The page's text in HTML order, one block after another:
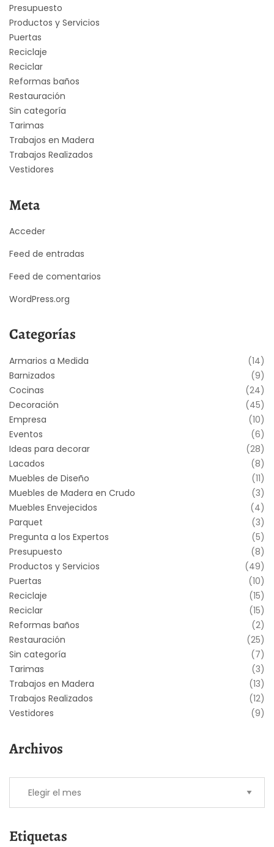
Presupuesto
Productos y Servicios
Puertas
Reciclaje
Reciclar
Reformas baños
Restauración
Sin categoría
Tarimas
Trabajos en Madera
Trabajos Realizados
Vestidores
Meta
Acceder
Feed de entradas
Feed de comentarios
WordPress.org
Categorías
Armarios a Medida
(14)
Barnizados
(9)
Cocinas
(24)
Decoración
(45)
Empresa
(10)
Eventos
(6)
Ideas para decorar
(28)
Lacados
(8)
Muebles de Diseño
(11)
Muebles de Madera en Crudo
(3)
Muebles Envejecidos
(4)
Parquet
(3)
Pregunta a los Expertos
(5)
Presupuesto
(8)
Productos y Servicios
(49)
Puertas
(10)
Reciclaje
(15)
Reciclar
(15)
Reformas baños
(2)
Restauración
(25)
Sin categoría
(7)
Tarimas
(3)
Trabajos en Madera
(13)
Trabajos Realizados
(12)
Vestidores
(9)
Archivos
Etiquetas